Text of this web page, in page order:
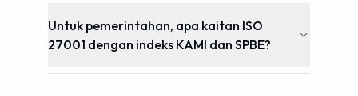
Untuk pemerintahan, apa kaitan ISO
27001 dengan indeks KAMI dan SPBE?